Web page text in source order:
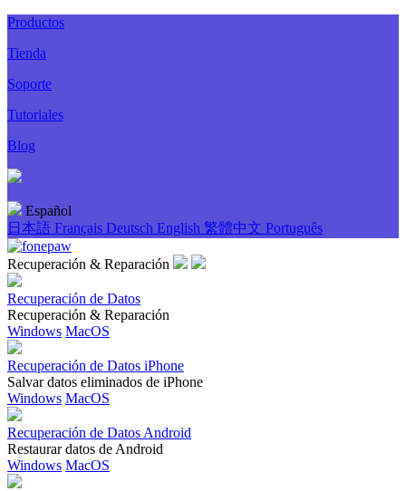
Productos
Tienda
Soporte
Tutoriales
Blog
Español
日本語 Français Deutsch English 繁體中文 Português
Recuperación & Reparación
Recuperación de Datos
Recuperación & Reparación
Windows MacOS
Recuperación de Datos iPhone
Salvar datos eliminados de iPhone
Windows MacOS
Recuperación de Datos Android
Restaurar datos de Android
Windows MacOS